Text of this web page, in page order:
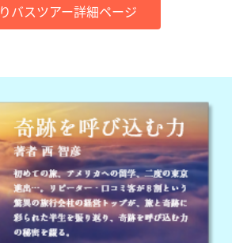
バスツアー詳細ページ